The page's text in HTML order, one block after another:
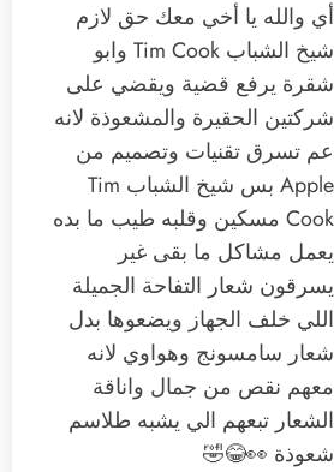
‏أي والله يا أخي معك حق لازم
شيخ الشباب Tim Cook وابو
شقرة يرفع قضية ويقضي على
شركتين الحقيرة والمشعوذة ‏لانه
عم تسرق تقنيات وتصميم من
Apple بس شيخ الشباب Tim
Cook مسكين وقلبه طيب ما بده
يعمل مشاكل ما بقى غير
يسرقون شعار التفاحة ‏الجميلة
اللي خلف الجهاز ويضعوها بدل
‏شعار سامسونج وهواوي ‏لانه
معهم نقص من جمال واناقة
الشعار تبعهم الي يشبه طلاسم
شعوذة 👀😂🤣